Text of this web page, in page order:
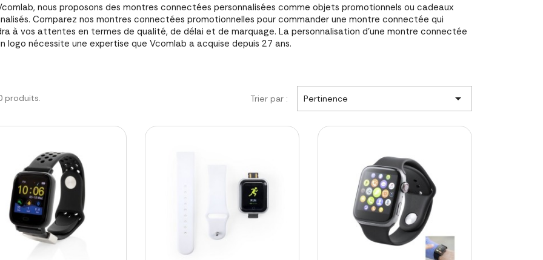
nous proposons des montres connectées personnalisées comme objets promotionnels ou cadeaux
Comparez nos montres connectées promotionnelles pour commander une montre connectée qui
à vos attentes en termes de qualité, de délai et de marquage. La personnalisation d'une montre connectée
logo nécessite une expertise que Vcomlab a acquise depuis 27 ans.
produits. Trier par : Pertinence 